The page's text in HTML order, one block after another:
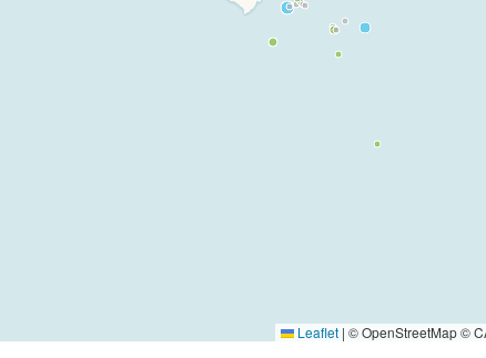
Leaflet | © OpenStreetMap ©